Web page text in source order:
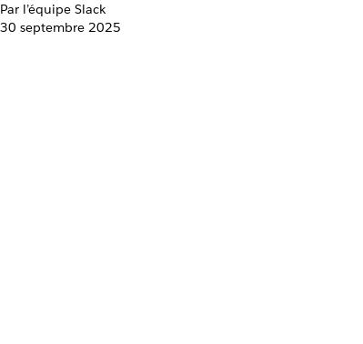
Par l’équipe Slack
30 septembre 2025